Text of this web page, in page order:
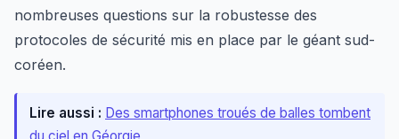
nombreuses questions sur la robustesse des
protocoles de sécurité mis en place par le géant sud-
coréen.
Lire aussi : Des smartphones troués de balles tombent